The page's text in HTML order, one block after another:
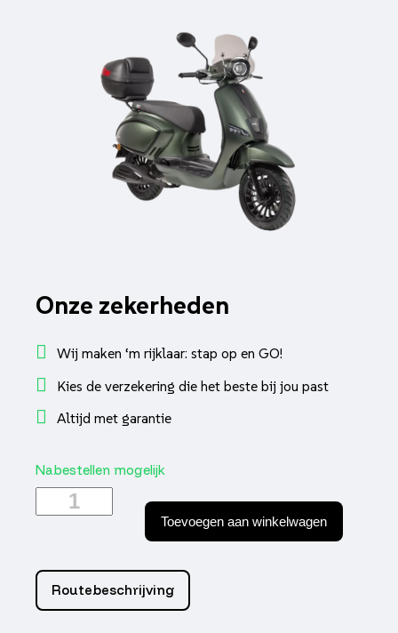
Onze zekerheden
Wij maken ‘m rijklaar: stap op en GO!
Kies de verzekering die het beste bij jou past
Altijd met garantie
Nabestellen mogelijk
GTS
Palermo
aantal
Toevoegen aan winkelwagen
Routebeschrijving